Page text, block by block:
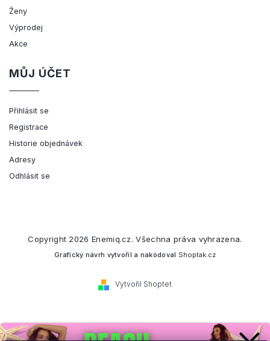
Ženy
Výprodej
Akce
MŮJ ÚČET
Přihlásit se
Registrace
Historie objednávek
Adresy
Odhlásit se
Vytvořil Shoptet
Copyright 2026 Enemiq.cz. Všechna práva vyhrazena.
Grafický návrh vytvořil a nakódoval Shoptak.cz